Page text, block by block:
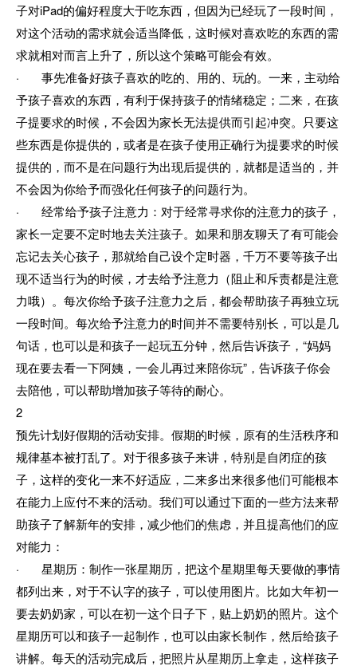
子对iPad的偏好程度大于吃东西，但因为已经玩了一段时间，
对这个活动的需求就会适当降低，这时候对喜欢吃的东西的需
求就相对而言上升了，所以这个策略可能会有效。
· 事先准备好孩子喜欢的吃的、用的、玩的。一来，主动给
予孩子喜欢的东西，有利于保持孩子的情绪稳定；二来，在孩
子提要求的时候，不会因为家长无法提供而引起冲突。只要这
些东西是你提供的，或者是在孩子使用正确行为提要求的时候
提供的，而不是在问题行为出现后提供的，就都是适当的，并
不会因为你给予而强化任何孩子的问题行为。
· 经常给予孩子注意力：对于经常寻求你的注意力的孩子，
家长一定要不定时地去关注孩子。如果和朋友聊天了有可能会
忘记去关心孩子，那就给自己设个定时器，千万不要等孩子出
现不适当行为的时候，才去给予注意力（阻止和斥责都是注意
力哦）。每次你给予孩子注意力之后，都会帮助孩子再独立玩
一段时间。每次给予注意力的时间并不需要特别长，可以是几
句话，也可以是和孩子一起玩五分钟，然后告诉孩子，“妈妈
现在要去看一下阿姨，一会儿再过来陪你玩”，告诉孩子你会
去陪他，可以帮助增加孩子等待的耐心。
2
预先计划好假期的活动安排。假期的时候，原有的生活秩序和
规律基本被打乱了。对于很多孩子来讲，特别是自闭症的孩
子，这样的变化一来不好适应，二来多出来很多他们可能根本
在能力上应付不来的活动。我们可以通过下面的一些方法来帮
助孩子了解新年的安排，减少他们的焦虑，并且提高他们的应
对能力：
· 星期历：制作一张星期历，把这个星期里每天要做的事情
都列出来，对于不认字的孩子，可以使用图片。比如大年初一
要去奶奶家，可以在初一这个日子下，贴上奶奶的照片。这个
星期历可以和孩子一起制作，也可以由家长制作，然后给孩子
讲解。每天的活动完成后，把照片从星期历上拿走，这样孩子